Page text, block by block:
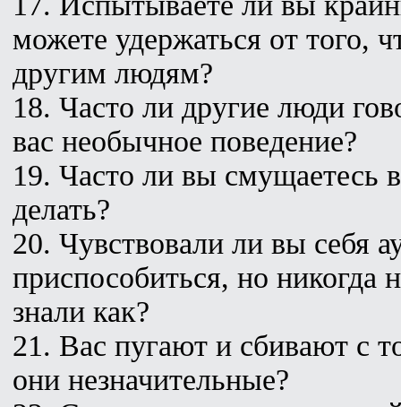
можете удержаться от того,
другим людям?
18. Часто ли другие люди
вас необычное поведение?
19. Часто ли вы смущаетесь
делать?
20. Чувствовали ли вы себя
приспособиться, но никогда
знали как?
21. Вас пугают и сбивают с
они незначительные?